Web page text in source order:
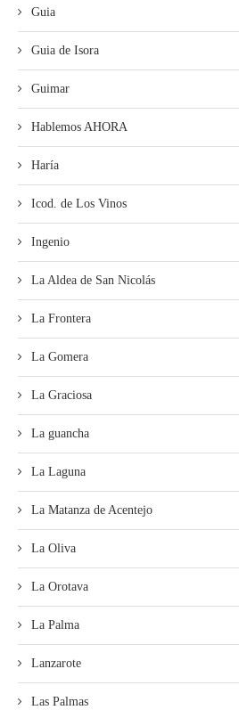
Guia
Guia de Isora
Guimar
Hablemos AHORA
Haría
Icod. de Los Vinos
Ingenio
La Aldea de San Nicolás
La Frontera
La Gomera
La Graciosa
La guancha
La Laguna
La Matanza de Acentejo
La Oliva
La Orotava
La Palma
Lanzarote
Las Palmas